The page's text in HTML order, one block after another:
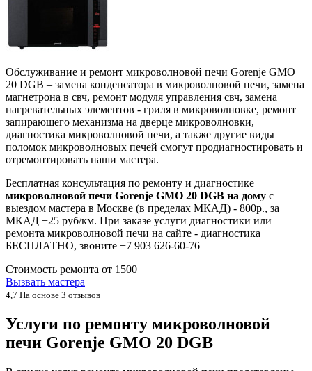
Обслуживание и ремонт микроволновой печи Gorenje GMO
20 DGB – замена конденсатора в микроволновой печи, замена
магнетрона в свч, ремонт модуля управления свч, замена
нагревательных элементов - гриля в микроволновке, ремонт
запирающего механизма на дверце микроволновки,
диагностика микроволновой печи, а также другие виды
поломок микроволновых печей смогут продиагностировать и
отремонтировать наши мастера.
Бесплатная консультация по ремонту и диагностике
микроволновой печи Gorenje GMO 20 DGB на дому с
выездом мастера в Москве (в пределах МКАД) - 800р., за
МКАД +25 руб/км. При заказе услуги диагностики или
ремонта микроволновой печи на сайте - диагностика
БЕСПЛАТНО, звоните +7 903 626-60-76
Стоимость ремонта от 1500
Вызвать мастера
4,7 На основе 3 отзывов
Услуги по ремонту микроволновой
печи Gorenje GMO 20 DGB